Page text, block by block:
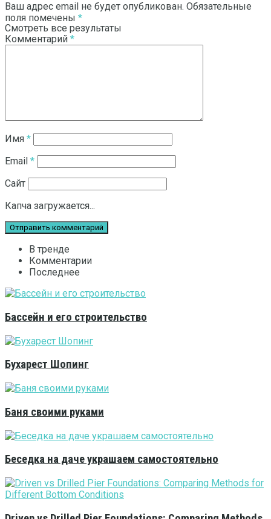
Смотреть все результаты
Ваш адрес email не будет опубликован. Обязательные
поля помечены *
Комментарий *
Имя *
Email *
Сайт
Капча загружается...
В тренде
Комментарии
Последнее
Бассейн и его строительство
Бухарест Шопинг
Баня своими руками
Беседка на даче украшаем самостоятельно